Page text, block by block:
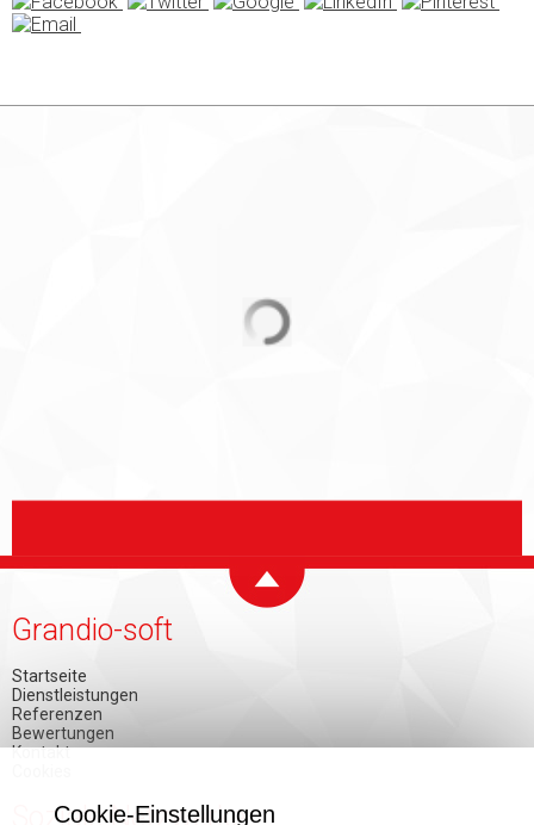
Grandio-soft
Startseite
Dienstleistungen
Referenzen
Bewertungen
Kontakt
Soziale Netzwerke
Cookie-Einstellungen